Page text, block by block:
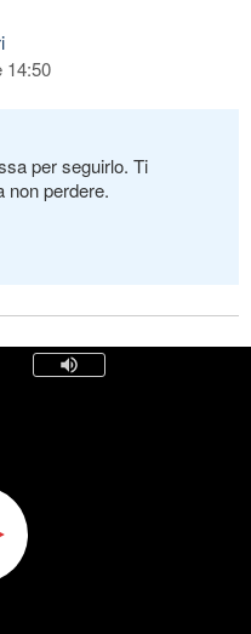
14:50
per seguirlo. Ti
non perdere.